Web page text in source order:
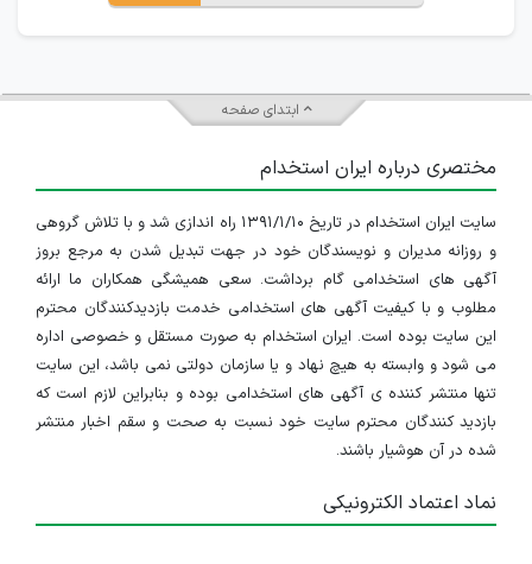
ابتدای صفحه
مختصری درباره ایران استخدام
سایت ایران استخدام در تاریخ ۱۳۹۱/۱/۱۰ راه اندازی شد و با تلاش گروهی
و روزانه مدیران و نویسندگان خود در جهت تبدیل شدن به مرجع بروز
آگهی های استخدامی گام برداشت. سعی همیشگی همکاران ما ارائه
مطلوب و با کیفیت آگهی های استخدامی خدمت بازدیدکنندگان محترم
این سایت بوده است. ایران استخدام به صورت مستقل و خصوصی اداره
می شود و وابسته به هیچ نهاد و یا سازمان دولتی نمی باشد، این سایت
تنها منتشر کننده ی آگهی های استخدامی بوده و بنابراین لازم است که
بازدید کنندگان محترم سایت خود نسبت به صحت و سقم اخبار منتشر
شده در آن هوشیار باشند.
نماد اعتماد الکترونیکی